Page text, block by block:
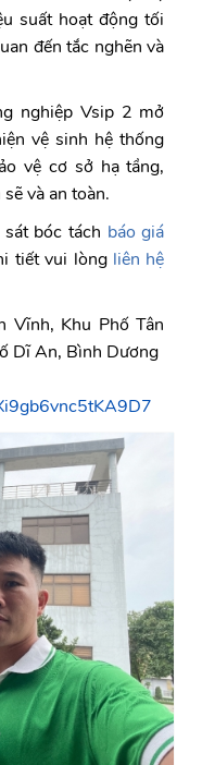
suất hoạt động tối
đến tắc nghẽn và
nghiệp Vsip 2 mở
vệ sinh hệ thống
vệ cơ sở hạ tầng,
và an toàn.
bóc tách báo giá
tiết vui lòng liên hệ
Vĩnh, Khu Phố Tân
Dĩ An, Bình Dương